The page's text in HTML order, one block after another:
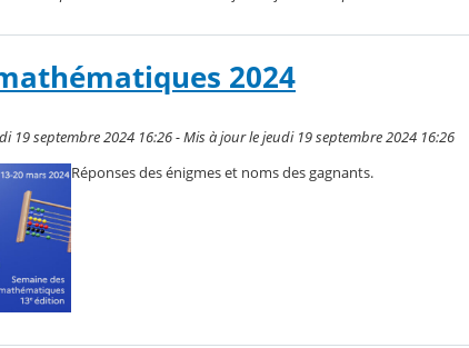
2024
19 septembre 2024 16:26 - Mis à jour le jeudi 19 septembre 2024 16:26
Réponses des énigmes et noms des gagnants.